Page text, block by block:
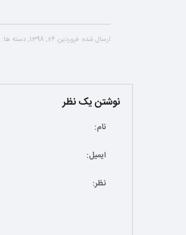
ارسال شده: فروردین 26, 1398 , دسته ها:
نوشتن یک نظر
نام:
ایمیل:
نظر: